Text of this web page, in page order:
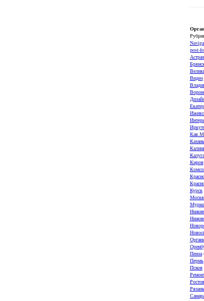
post-
Видео
Казань
Калуга
Киров
Курск
Пенза
Пермь
Псков
Рязань